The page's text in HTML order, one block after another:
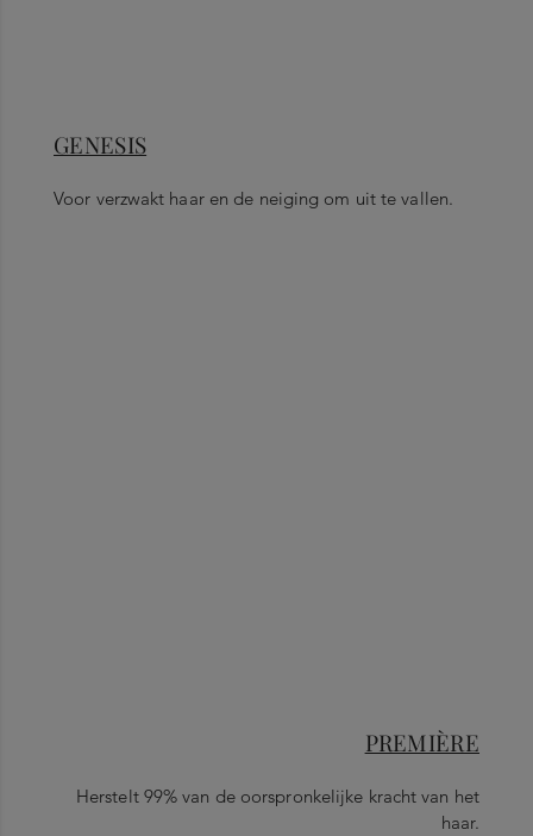
GENESIS
Voor verzwakt haar en de neiging om uit te vallen.
PREMIÈRE
Herstelt 99% van de oorspronkelijke kracht van het
haar.